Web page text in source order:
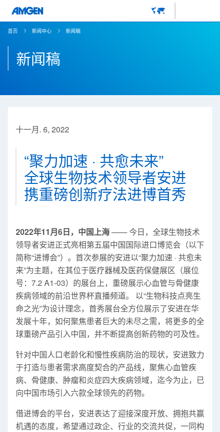
首页 新闻中心 新闻稿
新闻稿
十一月. 6, 2022
“聚力加速 · 共愈未来”
全球生物技术领导者安进
携重磅创新疗法进博首秀
2022年11月6日，中国上海—— 今日，全球生物技术
领导者安进正式亮相第五届中国国际进口博览会（以下
简称“进博会”）。首次参展的安进以“聚力加速 · 共愈未
来”为主题，在其位于医疗器械及医药保健展区（展位
号：7.2 A1-03）的展台上，重磅展示心血管与骨健康
疾病领域的前沿世界杯直播频道。 以“生物科技点亮生
命之光”为设计理念，首秀展台全方位展示了安进在华
发展十年，如何聚焦患者巨大的未尽之需，将更多的全
球重磅产品引入中国，并不断提高创新药物的可及性。
针对中国人口老龄化和慢性疾病防治的现状，安进致力
于打造与患者需求高度契合的产品线，聚焦心血管疾
病、骨健康、肿瘤和炎症四大疾病领域，迄今为止，已
向中国市场引入六款全球领先的药物。
借进博会的平台，安进表达了迎接深度开放、拥抱共赢
机遇的态度，希望通过政企、行业的交流共促，一同构